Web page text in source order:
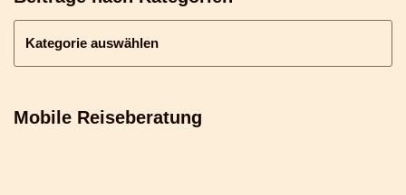
Mobile Reiseberatung